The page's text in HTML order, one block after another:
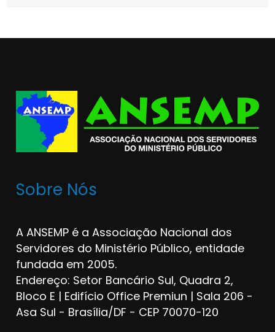
Sobre Nós
A ANSEMP é a Associação Nacional dos
Servidores do Ministério Público, entidade
fundada em 2005.
Endereço: Setor Bancário Sul, Quadra 2,
Bloco E | Edifício Office Premiun | Sala 206 -
Asa Sul - Brasília/DF - CEP 70070-120